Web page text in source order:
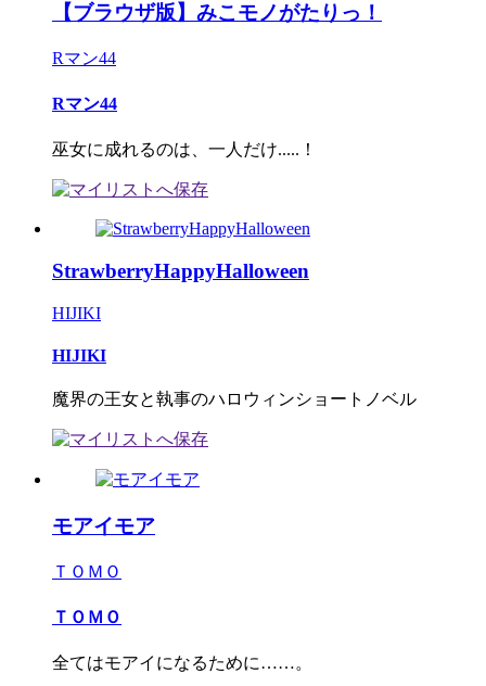
【ブラウザ版】みこモノがたりっ！
Rマン44
Rマン44
巫女に成れるのは、一人だけ.....！
StrawberryHappyHalloween
HIJIKI
HIJIKI
魔界の王女と執事のハロウィンショートノベル
モアイモア
ＴＯＭＯ
ＴＯＭＯ
全てはモアイになるために……。